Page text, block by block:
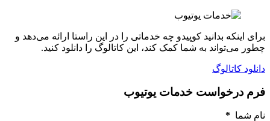
برای اینکه بدانید کوپیدو چه خدماتی را در این راستا ارائه می‌دهد و
چطور می‌تواند به شما کمک کند، این کاتالوگ را دانلود کنید.
دانلود کاتالوگ
فرم درخواست خدمات یوتیوب
نام شما *